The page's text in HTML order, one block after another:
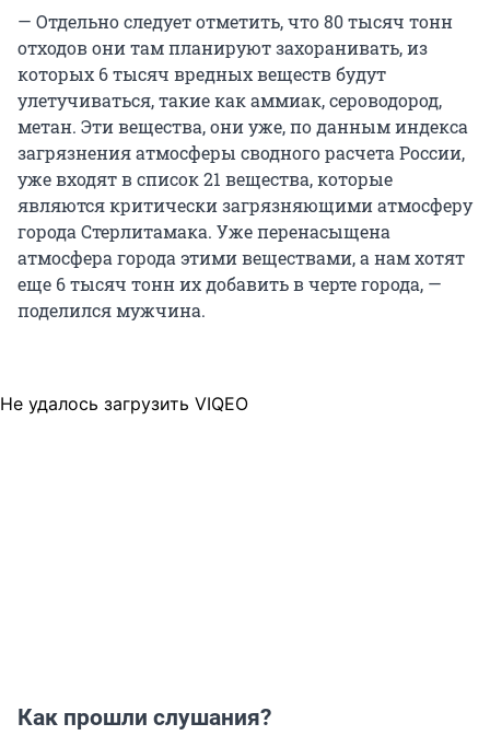
— Отдельно следует отметить, что 80 тысяч тонн
отходов они там планируют захоранивать, из
которых 6 тысяч вредных веществ будут
улетучиваться, такие как аммиак, сероводород,
метан. Эти вещества, они уже, по данным индекса
загрязнения атмосферы сводного расчета России,
уже входят в список 21 вещества, которые
являются критически загрязняющими атмосферу
города Стерлитамака. Уже перенасыщена
атмосфера города этими веществами, а нам хотят
еще 6 тысяч тонн их добавить в черте города, —
поделился мужчина.
Не удалось загрузить VIQEO
Как прошли слушания?